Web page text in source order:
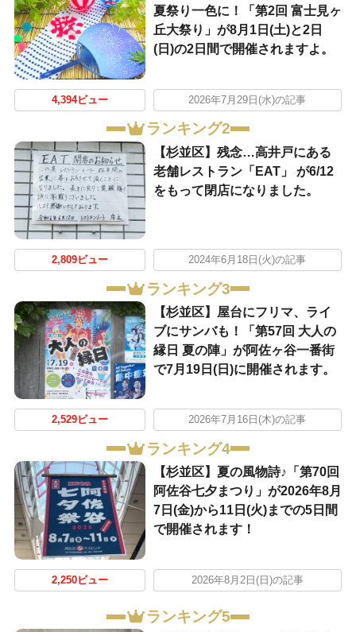
夏祭り一色に！「第2回 富士見ヶ
丘大祭り」が8月1日(土)と2日
(日)の2日間で開催されますよ。
4,394ビュー 2026年7月29日(水)の記事
ランキング2
【杉並区】残念…高井戸にある
老舗レストラン「EAT」 が6/12
をもって閉店になりました。
2,809ビュー 2024年6月18日(火)の記事
ランキング3
【杉並区】屋台にフリマ、ライ
ブにサンバも！「第57回 大人の
縁日 夏の陣」が阿佐ヶ谷一番街
で7月19日(日)に開催されます。
2,529ビュー 2026年7月16日(木)の記事
ランキング4
【杉並区】夏の風物詩♪「第70回
阿佐谷七夕まつり」が2026年8月
7日(金)から11日(火)までの5日間
で開催されます！
2,250ビュー 2026年8月2日(日)の記事
ランキング5